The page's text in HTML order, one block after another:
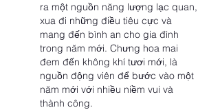
ra một nguồn năng lượng lạc quan,
xua đi những điều tiêu cực và
mang đến bình an cho gia đình
trong năm mới. Chưng hoa mai
đem đến không khí tươi mới, là
nguồn động viên để bước vào một
năm mới với nhiều niềm vui và
thành công.